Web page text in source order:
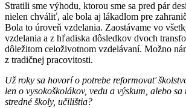
Stratili sme výhodu, ktorou sme sa pred pár
nielen chváliť, ale bola aj lákadlom pre
Bola to úroveň vzdelania. Zaostávame vo
vzdelania a z hľadiska dôsledkov dvoch
dôležitom celoživotnom vzdelávaní. Možno
z tradičnej pracovitosti.
Už roky sa hovorí o potrebe reformovať
len o vysokoškolákov, vedu a výskum, alebo
stredné školy, učilištia?